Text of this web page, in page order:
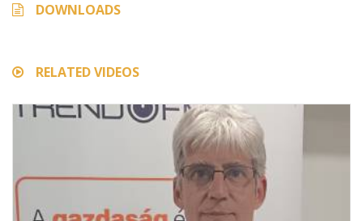
DOWNLOADS
RELATED VIDEOS